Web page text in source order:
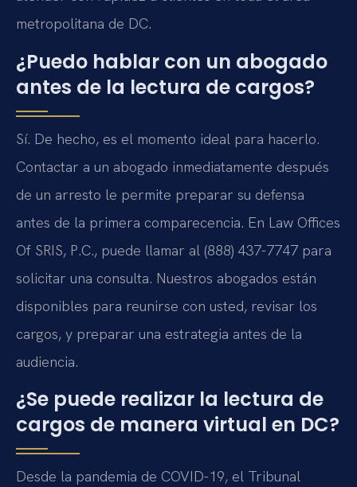
metropolitana de DC.
¿Puedo hablar con un abogado
antes de la lectura de cargos?
Sí. De hecho, es el momento ideal para hacerlo.
Contactar a un abogado inmediatamente después
de un arresto le permite preparar su defensa
antes de la primera comparecencia. En Law Offices
Of SRIS, P.C., puede llamar al (888) 437-7747 para
solicitar una consulta. Nuestros abogados están
disponibles para reunirse con usted, revisar los
cargos, y preparar una estrategia antes de la
audiencia.
¿Se puede realizar la lectura de
cargos de manera virtual en DC?
Desde la pandemia de COVID-19, el Tribunal